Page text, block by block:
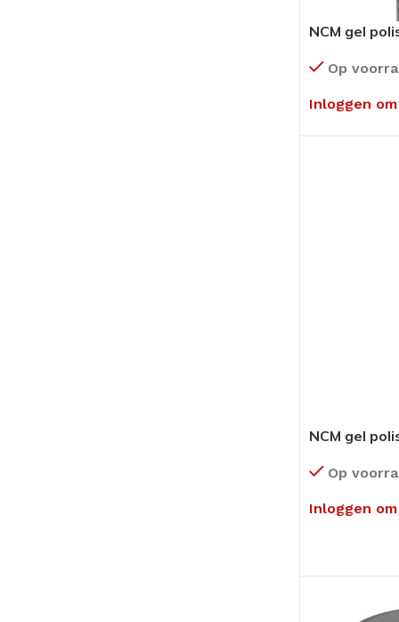
NCM gel
Op
Inloggen
NCM gel
Op
Inloggen